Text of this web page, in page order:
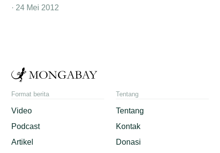
24 Mei 2012
Format berita
Video
Podcast
Artikel
Tentang
Tentang
Kontak
Donasi